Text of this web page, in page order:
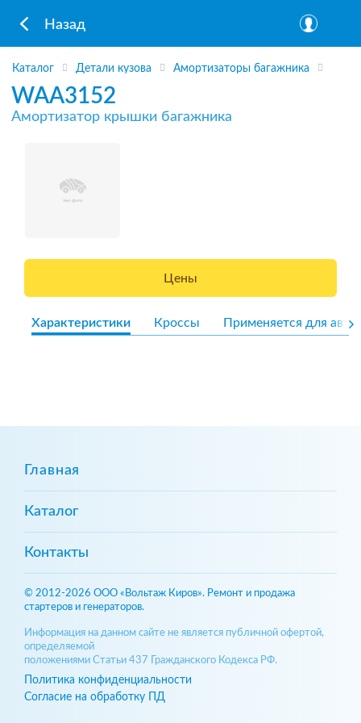
Назад
Каталог Детали кузова Амортизаторы багажника
WAA3152
Амортизатор крышки багажника
Цены
Характеристики Кроссы Применяется для авто
Главная
Каталог
Контакты
© 2012-2026 ООО «Вольтаж Киров». Ремонт и продажа
стартеров и генераторов.
Информация на данном сайте не является публичной офертой,
определяемой
положениями Статьи 437 Гражданского Кодекса РФ.
Политика конфиденциальности
Согласие на обработку ПД